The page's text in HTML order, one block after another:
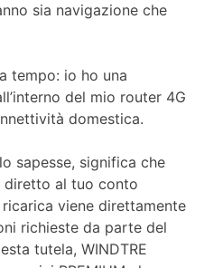
sia navigazione che
tempo: io ho una
del mio router 4G
domestica.
sapesse, significa che
diretto al tuo conto
viene direttamente
richieste da parte del
tutela, WINDTRE